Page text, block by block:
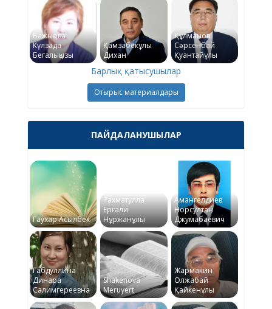
Бажықова
Күлзада
Бегалықызы
Қамзабекұлы
Дихан
Құлманов
Сәрсенбай
Қуантайұлы
Барлық қатысушылар
Отырыс материалдары
ПАЙДАЛАНУШЫЛАР
Гаухар Асылбек
Рахматулла
Ерғали
Нұржанұлы
Амангелдиев
Норсултан
Джумабаевич
Габдуллина
Динара
Салимгереевна
Shakenova
Meruyert
Жармакин
Олжабай
Қайкенұлы